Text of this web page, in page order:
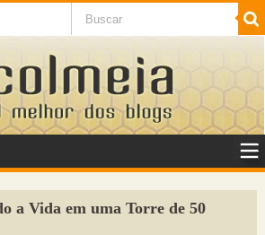
SaÃºde
a Vida em uma Torre de 50